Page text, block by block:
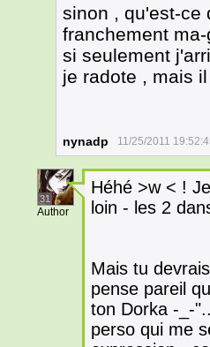
sinon , qu'est-ce
franchement
si seulement
je radote , mais
nynadp 11/25/2011
31
Author
Héhé >w < !
loin - les 2
Mais tu
pense pareil
ton Dorka -_-
perso qui me